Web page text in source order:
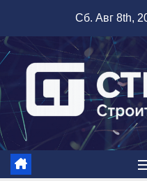
содержимому
Сб. Авг 8th,